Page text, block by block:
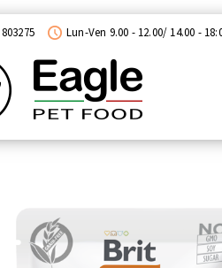
Lun-Ven 9.00 - 12.00/ 14.00 -